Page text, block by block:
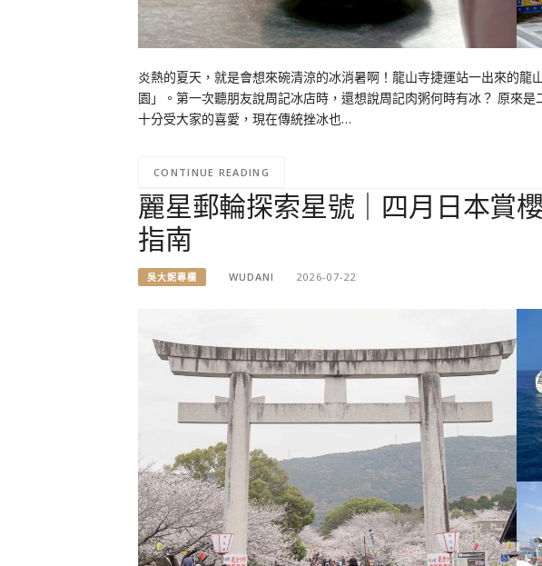
炎熱的夏天，就是會想來碗清涼的冰消暑啊！龍山寺捷運站一出來的龍
園」。第一次聽朋友說周記冰店時，還想說周記肉粥何時有冰？ 原來
十分受大家的喜愛，現在傳統挫冰也…
CONTINUE READING
麗星郵輪探索星號｜四月日本賞
指南
吳大妮專欄 WUDANI 2026-07-22